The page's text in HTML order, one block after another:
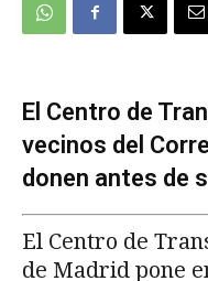
El Centro de
vecinos del
donen antes de
El Centro de
de Madrid pone